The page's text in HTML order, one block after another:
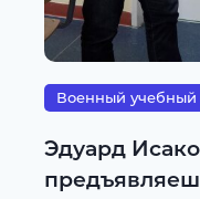
Военный учебный
Эдуард